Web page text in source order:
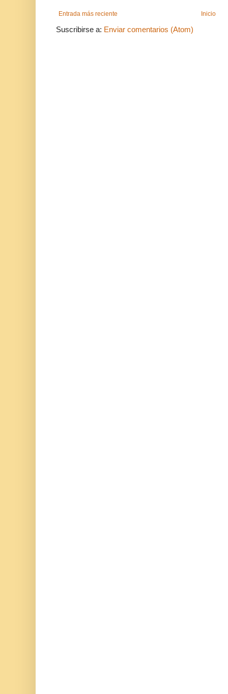
Entrada más reciente Inicio
Suscribirse a: Enviar comentarios (Atom)